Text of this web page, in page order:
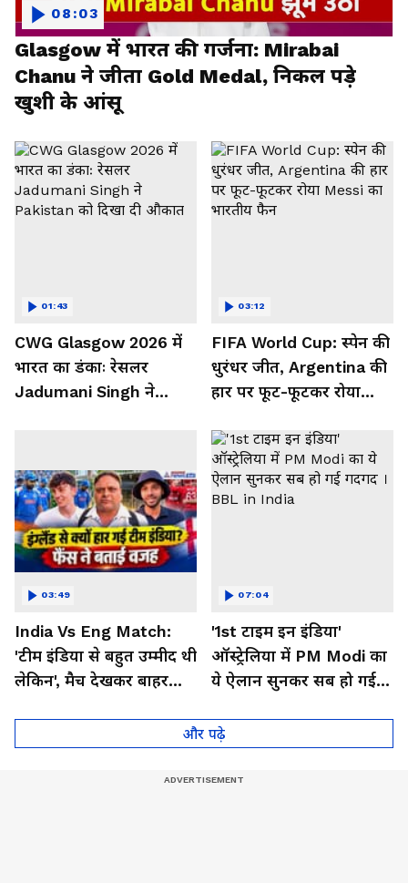
Glasgow में भारत की गर्जना: Mirabai
Chanu ने जीता Gold Medal, निकल पड़े
खुशी के आंसू
08:03
CWG Glasgow 2026 में
भारत का डंकाः रेसलर
Jadumani Singh ने
01:43
FIFA World Cup: स्पेन की
धुरंधर जीत, Argentina की
हार पर फूट-फूटकर रोया
03:12
India Vs Eng Match:
'टीम इंडिया से बहुत उम्मीद थी
लेकिन', मैच देखकर बाहर
03:49
'1st टाइम इन इंडिया'
ऑस्ट्रेलिया में PM Modi का
ये ऐलान सुनकर सब हो गई
07:04
और पढ़े